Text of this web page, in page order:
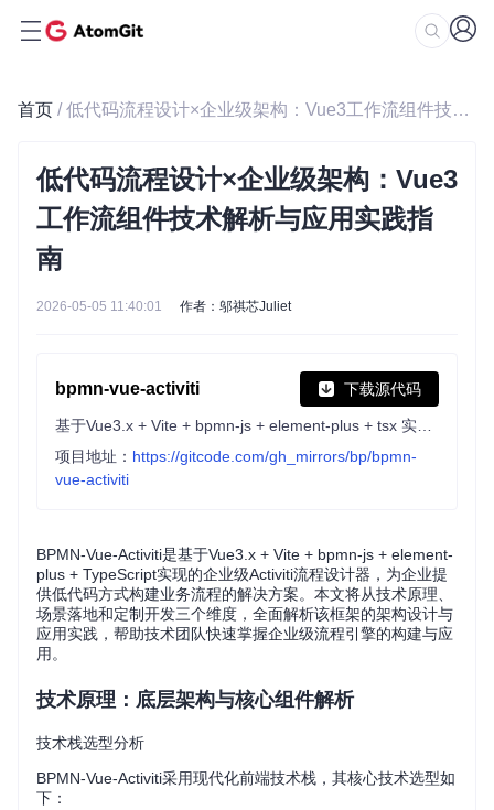
首页 / 低代码流程设计×企业级架构：Vue3工作流组件技术解析与应用实践指南
低代码流程设计×企业级架构：Vue3
工作流组件技术解析与应用实践指
南
2026-05-05 11:40:01 作者：邬祺芯Juliet
bpmn-vue-activiti 下载源代码
项目地址： https://gitcode.com/gh_mirrors/bp/bpmn-
vue-activiti
BPMN-Vue-Activiti是基于Vue3.x + Vite + bpmn-js + element-
plus + TypeScript实现的企业级Activiti流程设计器，为企业提
供低代码方式构建业务流程的解决方案。本文将从技术原理、
场景落地和定制开发三个维度，全面解析该框架的架构设计与
应用实践，帮助技术团队快速掌握企业级流程引擎的构建与应
用。
技术原理：底层架构与核心组件解析
技术栈选型分析
BPMN-Vue-Activiti采用现代化前端技术栈，其核心技术选型如
下：